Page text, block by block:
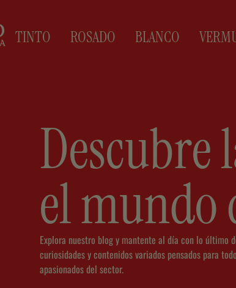
TINTO ROSADO BLANCO
Descubre
el mundo
Explora nuestro blog y mantente al día con lo último
curiosidades y contenidos variados pensados para
apasionados del sector.